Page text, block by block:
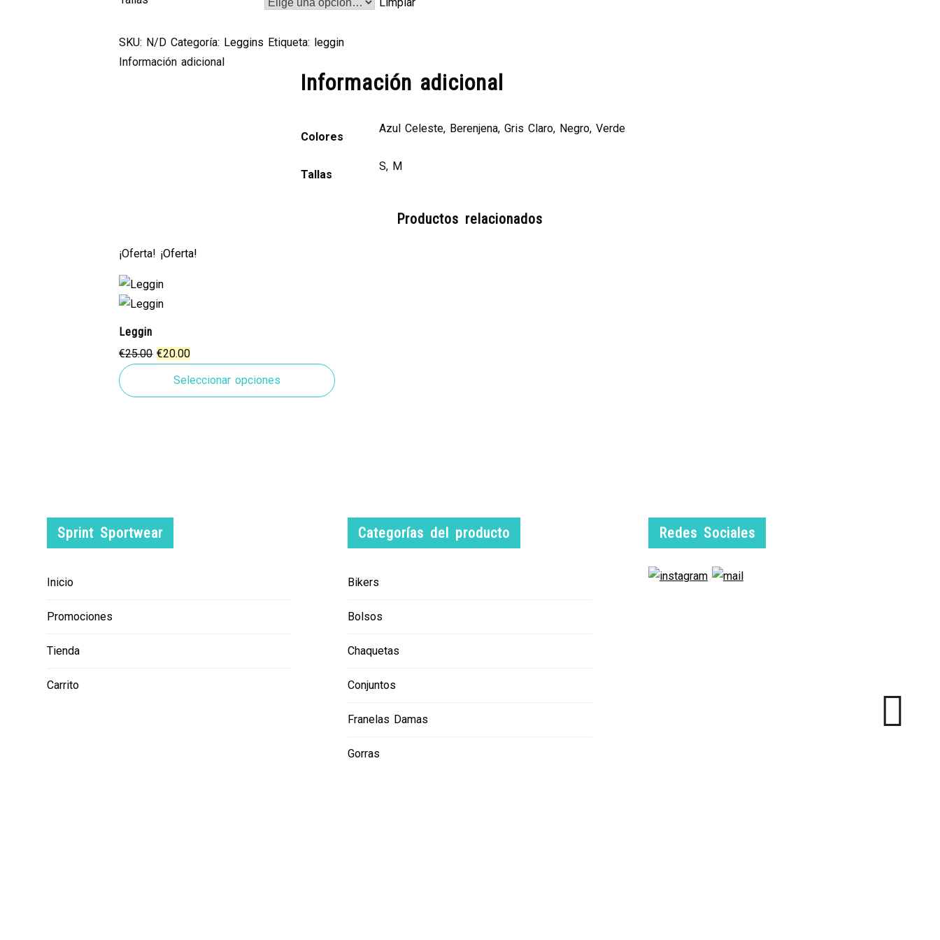
€25.00.
€20.00.
SKU: N/D Categoría: Leggins Etiqueta: leggin
Información adicional
Información adicional
Colores
Azul Celeste, Berenjena, Gris Claro, Negro, Verde
Tallas
S, M
Productos relacionados
¡Oferta! ¡Oferta!
Leggin
€25.00 El
precio
€20.00El
precio
Seleccionar opciones
Sprint Sportwear
Inicio
Promociones
Tienda
Carrito
Categorías del producto
Bikers
Bolsos
Chaquetas
Conjuntos
Franelas Damas
Gorras
Redes Sociales